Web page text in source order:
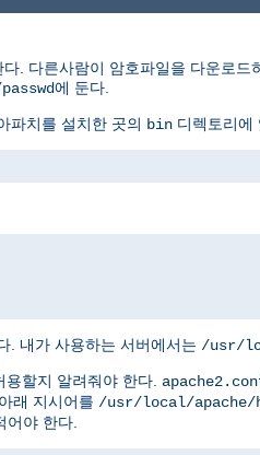
. 다른사람이 암호파일을 다운로
에 둔다.
파치를 설치한 곳의 bin 디렉토리에
. 내가 사용하는 서버에서는 /usr/
할지 알려줘야 한다.
래 지시어를 /usr/local/apache/
야 한다.